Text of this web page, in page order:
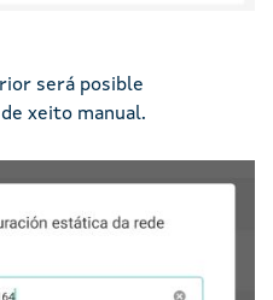
será posible
xeito manual.